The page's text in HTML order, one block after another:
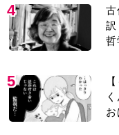
4
古
訳
哲
5